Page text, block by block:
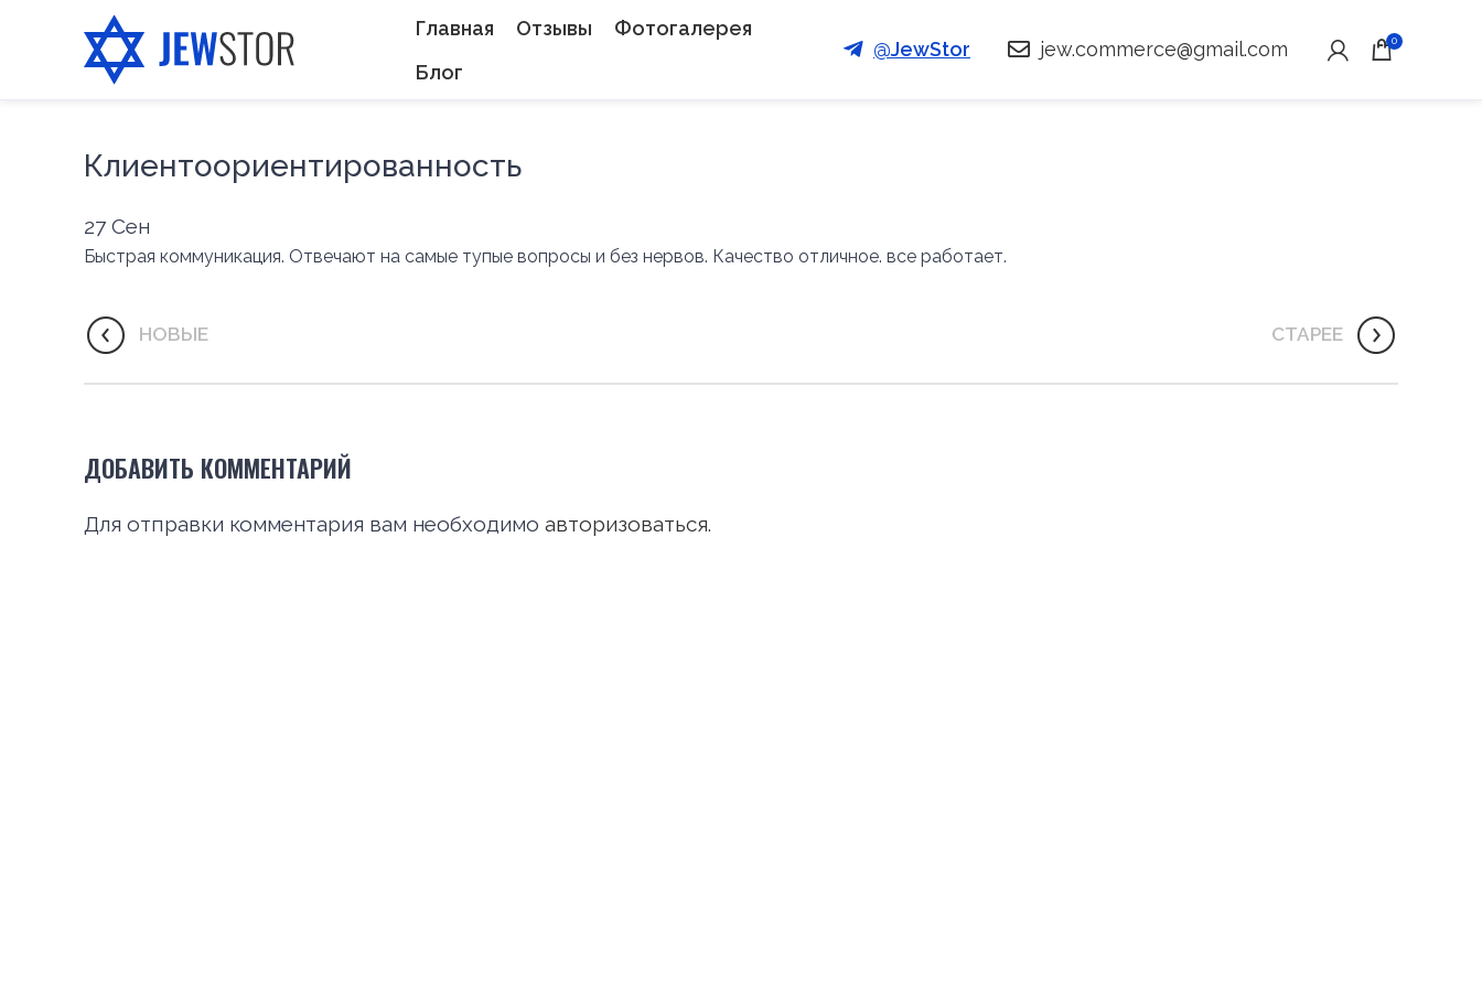
Главная Отзывы
Фотогалерея
Блог
@JewStor jew.commerce@gmail.com 0
Клиентоориентированность
27 Сен
Быстрая коммуникация. Отвечают на самые тупые вопросы и без нервов. Качество отличное. все работает.
НОВЫЕ СТАРЕЕ
ДОБАВИТЬ КОММЕНТАРИЙ
Для отправки комментария вам необходимо авторизоваться.